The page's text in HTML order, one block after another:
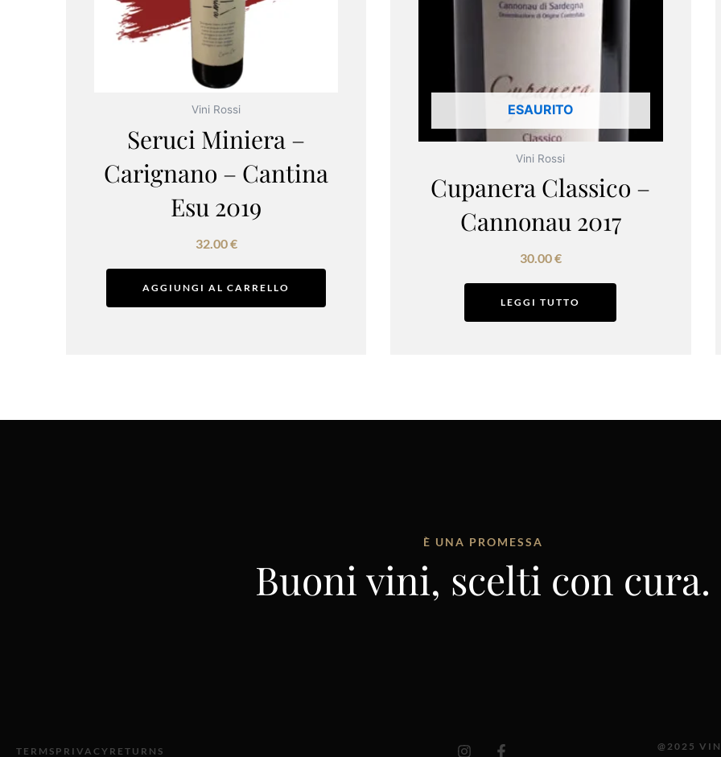
Vini Rossi
Seruci Miniera –
Carignano – Cantina
Esu 2019
32.00€
AGGIUNGI AL CARRELLO
ESAURITO
Vini Rossi
Cupanera Classico –
Cannonau 2017
30.00€
LEGGI TUTTO
È UNA PROMESSA
Buoni vini, scelti con cura.
TERMS PRIVACY RETURNS
I
F
@2025